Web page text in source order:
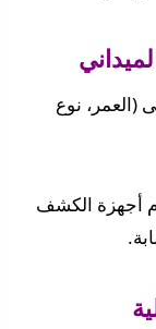
(العمر، نوع
أجهزة الكشف